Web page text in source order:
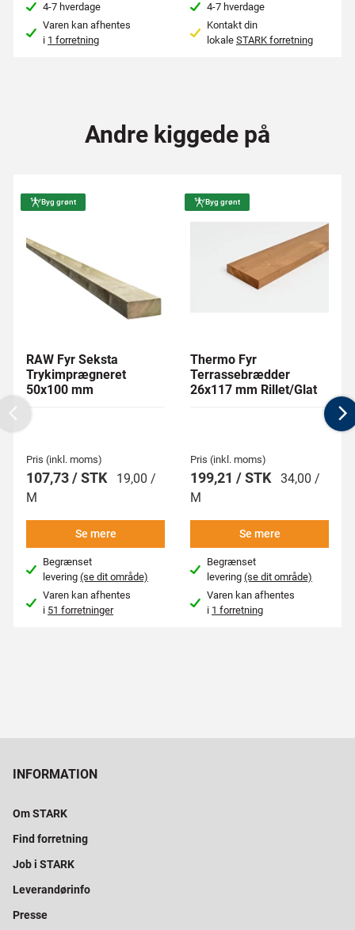
4-7 hverdage
Varen kan afhentes
i 1 forretning
4-7 hverdage
Kontakt din
lokale STARK forretning
Andre kiggede på
Byg grønt
RAW Fyr Seksta
Trykimprægneret
50x100 mm
Pris (inkl. moms)
107,73 / STK
19,00 /
M
Se mere
Begrænset
levering(se dit område)
Varen kan afhentes
i 51 forretninger
Byg grønt
Thermo Fyr
Terrassebrædder
26x117 mm Rillet/Glat
Pris (inkl. moms)
199,21 / STK 34,00 /
M
Se mere
Begrænset
levering(se dit område)
Varen kan afhentes
i 1 forretning
Previous
INFORMATION
Om STARK
Find forretning
Job i STARK
Leverandørinfo
Presse